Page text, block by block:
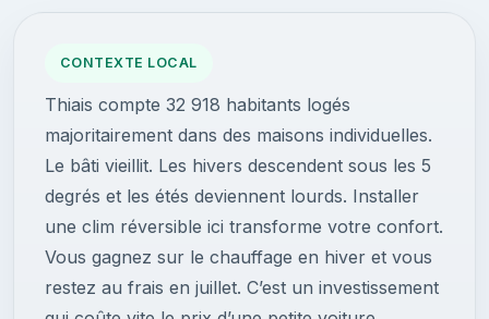
CONTEXTE LOCAL
Thiais compte 32 918 habitants logés
majoritairement dans des maisons individuelles.
Le bâti vieillit. Les hivers descendent sous les 5
degrés et les étés deviennent lourds. Installer
une clim réversible ici transforme votre confort.
Vous gagnez sur le chauffage en hiver et vous
restez au frais en juillet. C’est un investissement